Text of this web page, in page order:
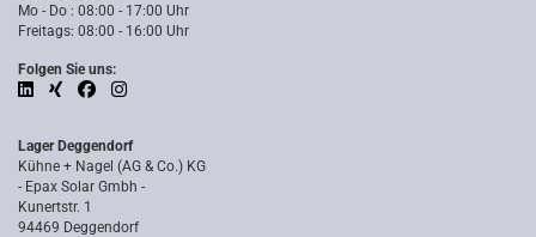
Mo - Do : 08:00 - 17:00 Uhr
Freitags: 08:00 - 16:00 Uhr
Folgen Sie uns:
Lager Deggendorf
Kühne + Nagel (AG & Co.) KG
- Epax Solar Gmbh -
Kunertstr. 1
94469 Deggendorf